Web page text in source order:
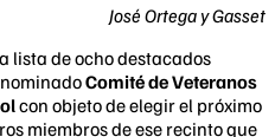
José Ortega y Gasset
lista de ocho destacados
Comité de Veteranos
con objeto de elegir el próximo
miembros de ese recinto que